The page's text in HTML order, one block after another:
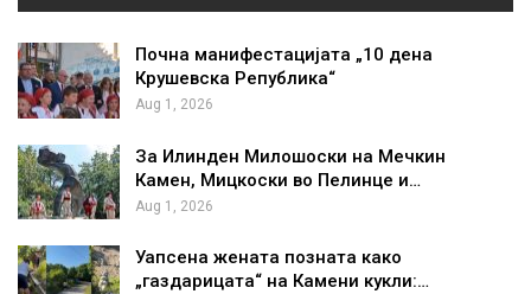
Почна манифестацијата „10 дена
Крушевска Република“
Aug 1, 2026
За Илинден Милошоски на Мечкин
Камен, Мицкоски во Пелинце и…
Aug 1, 2026
Уапсена жената позната како
„газдарицата“ на Камени кукли:…